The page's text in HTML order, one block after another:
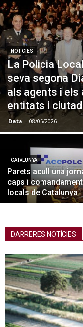
NOTÍCIES
La Policia
seva segona
als agents i els
entitats i
Data - 08/06/2026
CATALUNYA
Parets acull una
caps i
locals de Catalunya
DARRERES NOTÍCIES